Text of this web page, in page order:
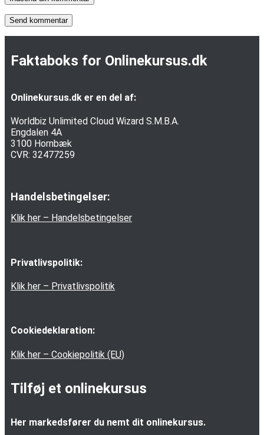
Faktaboks for Onlinekursus.dk
Onlinekursus.dk er en del af:
Worldbiz Unlimited Cloud Wizard S.M.B.A.
Engdalen 4A
3100 Hornbæk
CVR: 32477259
Handelsbetingelser:
Klik her – Handelsbetingelser
Privatlivspolitik:
Klik her – Privatlivspolitik
Cookiedeklaration:
Klik her – Cookiepolitik (EU)
Tilføj et onlinekursus
Her markedsfører du nemt dit onlinekursus.